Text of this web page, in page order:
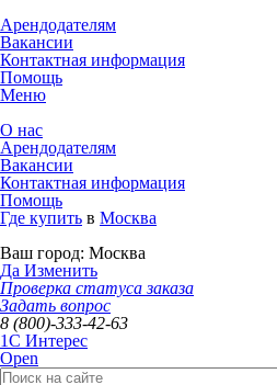
Арендодателям
Вакансии
Контактная информация
Помощь
Меню
О нас
Арендодателям
Вакансии
Контактная информация
Помощь
Где купить в Москва
Ваш город: Москва
Да Изменить
Проверка статуса заказа
Задать вопрос
8 (800)-333-42-63
1C Интерес
Open